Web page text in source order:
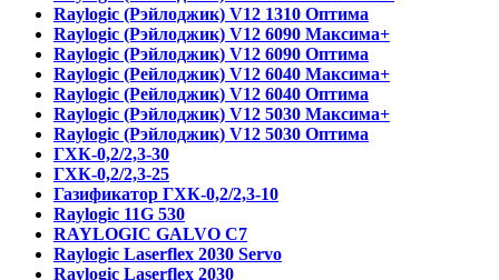
Raylogic (Рэйлоджик) V12 1310 Оптима
Raylogic (Рэйлоджик) V12 6090 Максима+
Raylogic (Рэйлоджик) V12 6090 Оптима
Raylogic (Рейлоджик) V12 6040 Максима+
Raylogic (Рейлоджик) V12 6040 Оптима
Raylogic (Рэйлоджик) V12 5030 Максима+
Raylogic (Рэйлоджик) V12 5030 Оптима
ГХК-0,2/2,3-30
ГХК-0,2/2,3-25
Газификатор ГХК-0,2/2,3-10
Raylogic 11G 530
RAYLOGIC GALVO С7
Raylogic Laserflex 2030 Servo
Raylogic Laserflex 2030